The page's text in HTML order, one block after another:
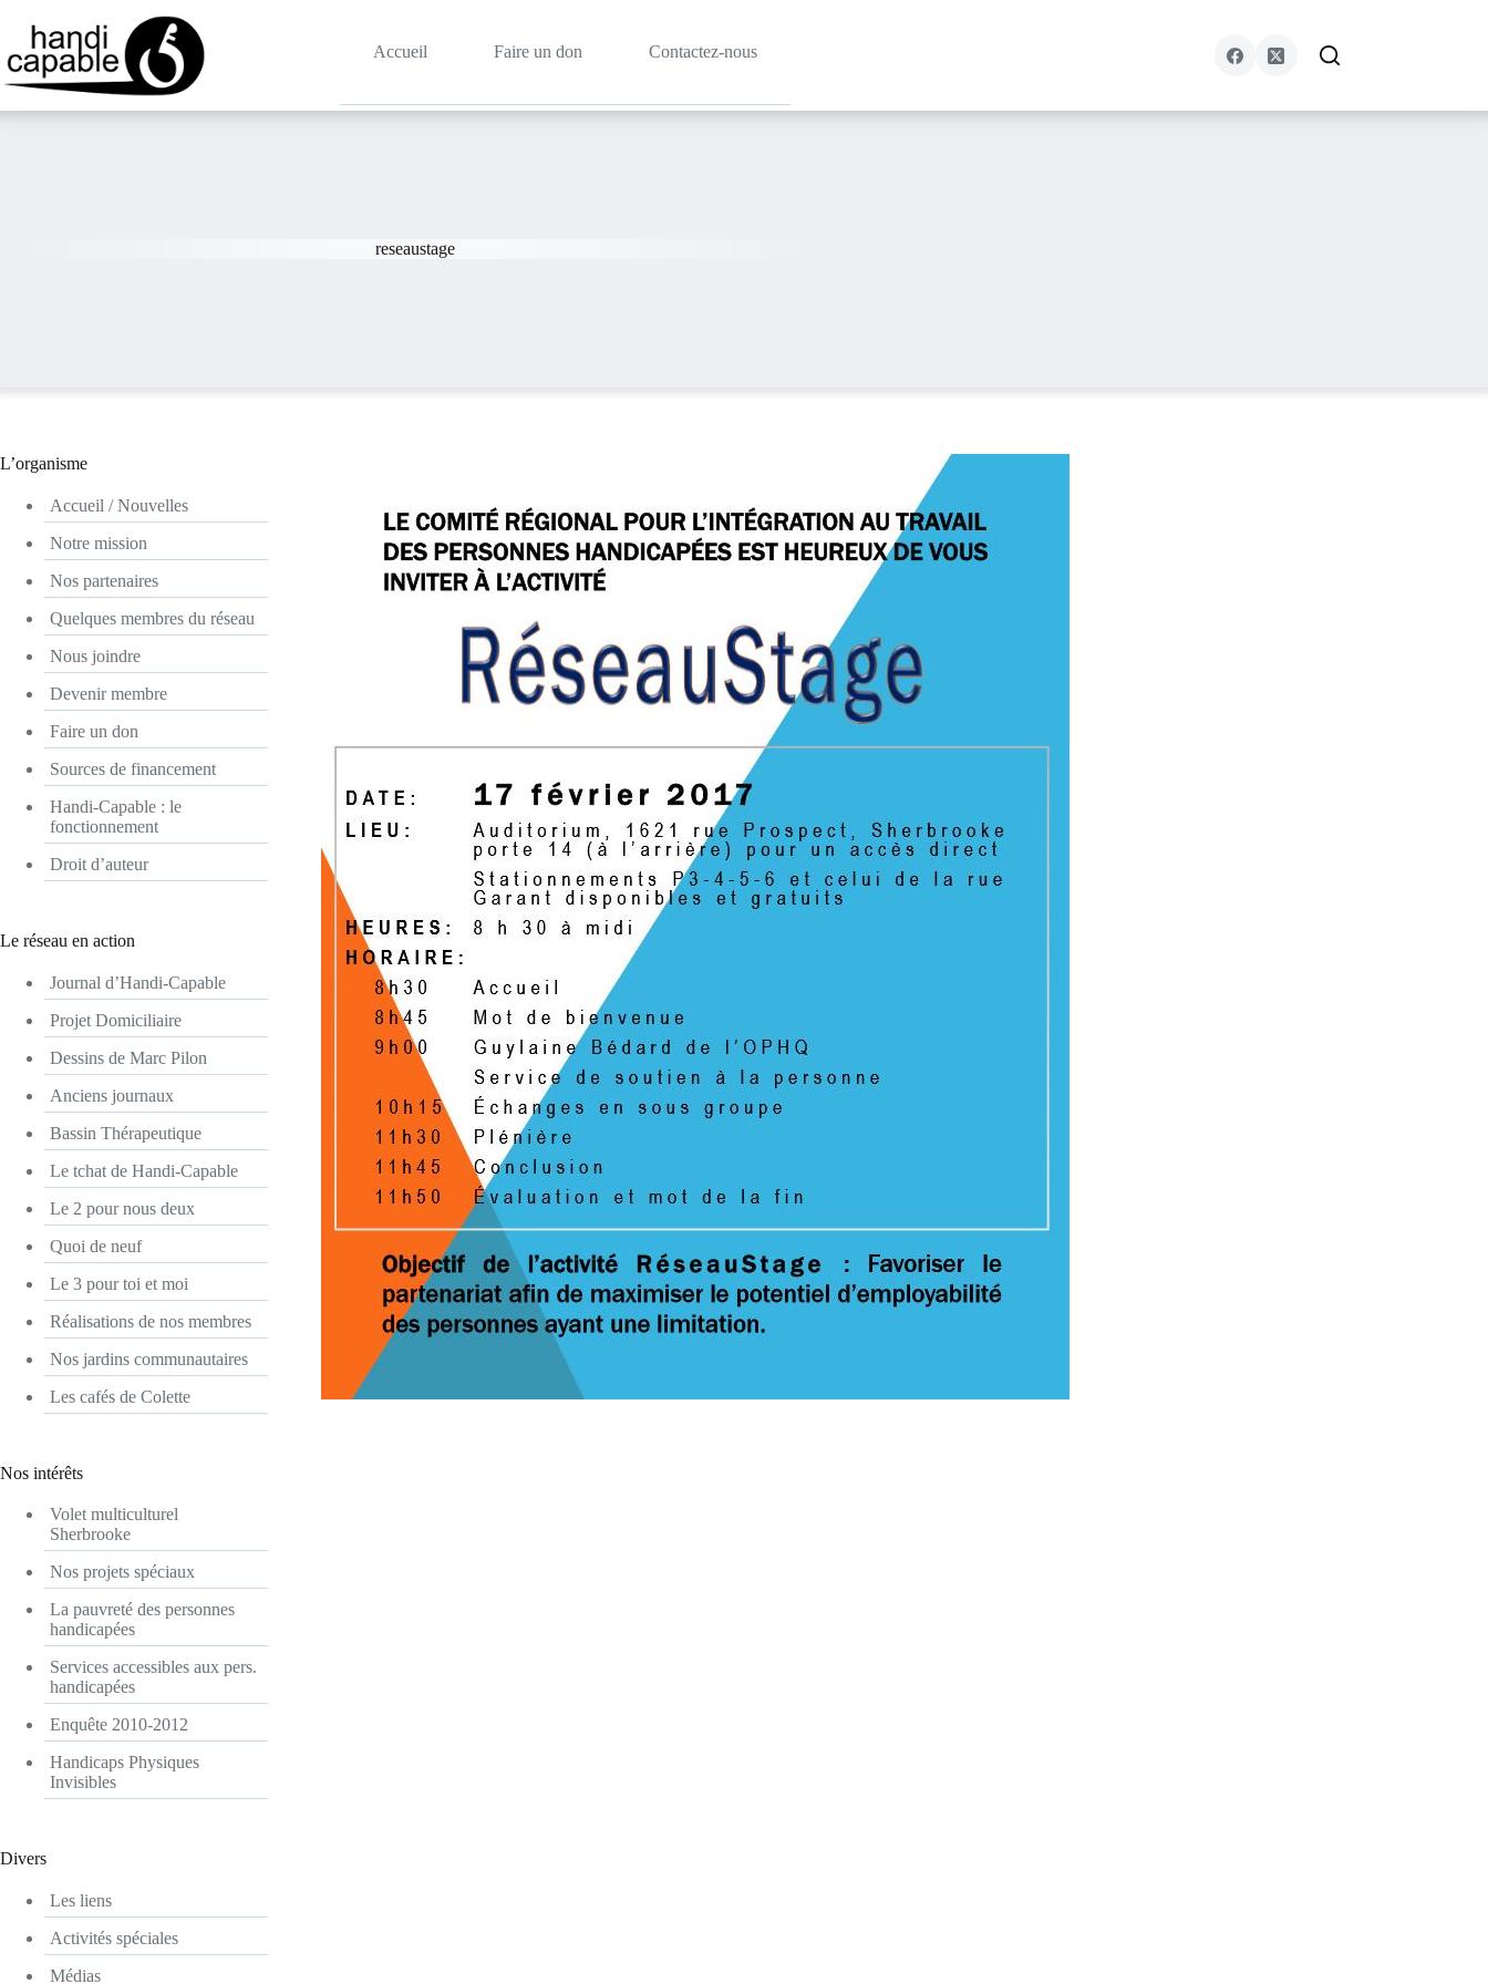
Accueil Faire un don Contactez-nous
reseaustage
L’organisme
Accueil / Nouvelles
Notre mission
Nos partenaires
Quelques membres du réseau
Nous joindre
Devenir membre
Faire un don
Sources de financement
Handi-Capable : le
fonctionnement
Droit d’auteur
Le réseau en action
Journal d’Handi-Capable
Projet Domiciliaire
Dessins de Marc Pilon
Anciens journaux
Bassin Thérapeutique
Le tchat de Handi-Capable
Le 2 pour nous deux
Quoi de neuf
Le 3 pour toi et moi
Réalisations de nos membres
Nos jardins communautaires
Les cafés de Colette
Nos intérêts
Volet multiculturel
Sherbrooke
Nos projets spéciaux
La pauvreté des personnes
handicapées
Services accessibles aux pers.
handicapées
Enquête 2010-2012
Handicaps Physiques
Invisibles
Divers
Les liens
Activités spéciales
Médias